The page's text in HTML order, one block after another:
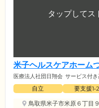
米子ヘルスケアホーム
医療法人社団日翔会 サービス付
自立 要支援1•2
鳥取県米子市米原６丁目